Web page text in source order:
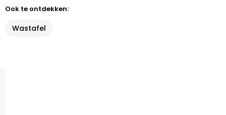
Ook te ontdekken:
Wastafel